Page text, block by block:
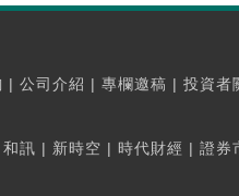
| 公司介紹 | 專欄邀稿 | 投資者
和訊 | 新時空 | 時代財經 | 證券